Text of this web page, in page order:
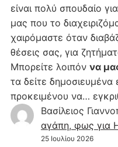
είναι πολύ σπουδαίο για
μας που το
χαιρόμαστε όταν
θέσεις σας, για
Μπορείτε λοιπόν να
τα δείτε δημοσιευμένα
προκειμένου να…
Βασίλειος
αγάπη, φως για
25 Ιουλίου 2026